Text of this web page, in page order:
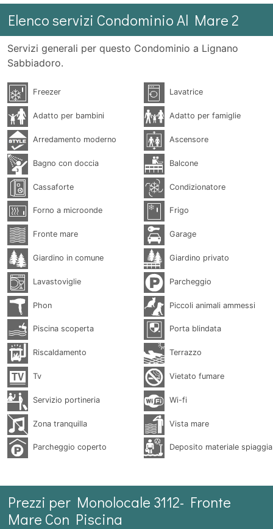
Elenco servizi Condominio Al Mare 2
Servizi generali per questo Condominio a Lignano
Sabbiadoro.
Freezer Lavatrice
Adatto per bambini Adatto per famiglie
Arredamento moderno Ascensore
Bagno con doccia Balcone
Cassaforte Condizionatore
Forno a microonde Frigo
Fronte mare Garage
Giardino in comune Giardino privato
Lavastoviglie Parcheggio
Phon Piccoli animali ammessi
Piscina scoperta Porta blindata
Riscaldamento Terrazzo
Tv Vietato fumare
Servizio portineria Wi-fi
Zona tranquilla Vista mare
Parcheggio coperto Deposito materiale spiaggia
Prezzi per Monolocale 3112- Fronte
Mare Con Piscina